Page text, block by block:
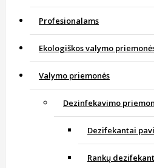
Profesionalams
Ekologiškos valymo
Valymo priemonės
Dezinfekavimo
Dezifekantai
Rankų